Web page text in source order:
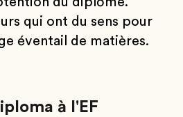
qui ont du sens pour
éventail de matières.
à l'EF